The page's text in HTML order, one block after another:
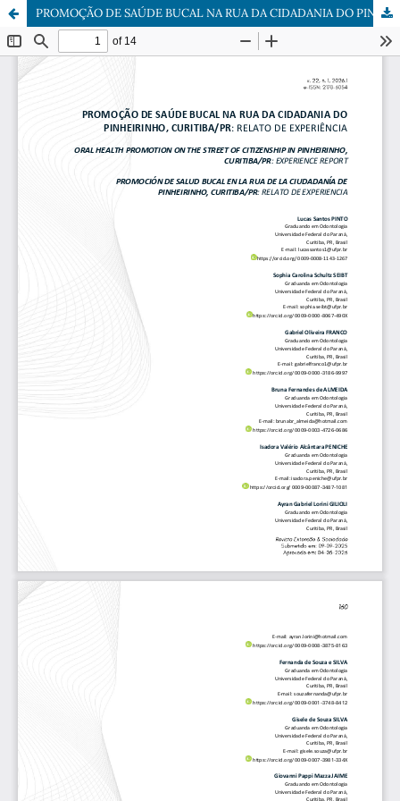
PROMOÇÃO DE SAÚDE BUCAL NA RUA DA CIDADANIA DO PINHEIRINHO, CURITIBA/PR: RELATO DE EXPERIÊNCIA